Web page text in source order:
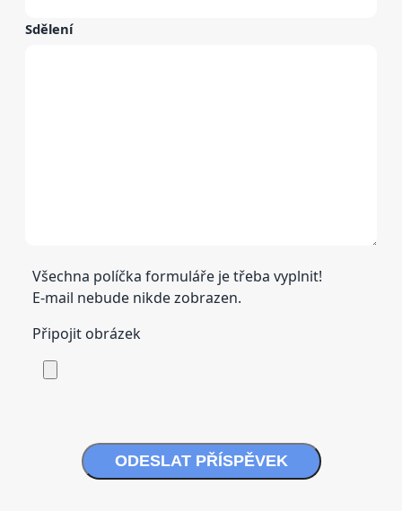
Sdělení
Všechna políčka formuláře je třeba vyplnit!
E-mail nebude nikde zobrazen.
Připojit obrázek
ODESLAT PŘÍSPĚVEK